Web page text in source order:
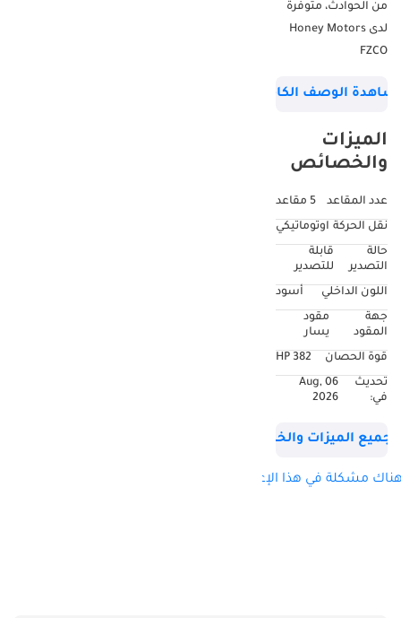
من الحوادث، متوفرة
لدى Honey Motors
FZCO
الوصف الكامل
الميزات
والخصائص
عدد المقاعد
5 مقاعد
نقل الحركة اوتوماتيكي
حالة
التصدير
قابلة
للتصدير
اللون الداخلي
أسود
جهة
المقود
مقود
يسار
قوة الحصان
382 HP
تحديث
في:
06 Aug,
2026
جميع الميزات والخصائص
مشكلة في هذا الإعلان؟